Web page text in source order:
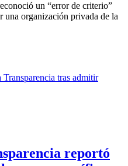
un “error de criterio”
organización privada de la
reportó